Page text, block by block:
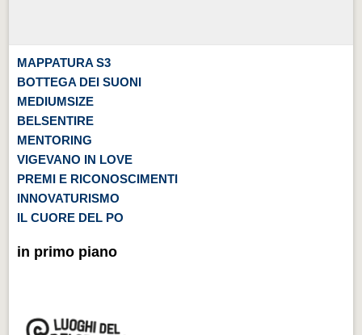
MAPPATURA S3
BOTTEGA DEI SUONI
MEDIUMSIZE
BELSENTIRE
MENTORING
VIGEVANO IN LOVE
PREMI E RICONOSCIMENTI
INNOVATURISMO
IL CUORE DEL PO
in primo piano